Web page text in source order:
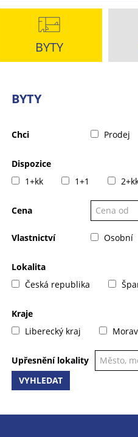
BYTY
BYTY
Chci Prodej
Dispozice
1+kk
1+1
Cena
Vlastnictví Osobní
Lokalita
Česká republika
Kraje
Liberecký kraj
Upřesnění lokality
VYHLEDAT